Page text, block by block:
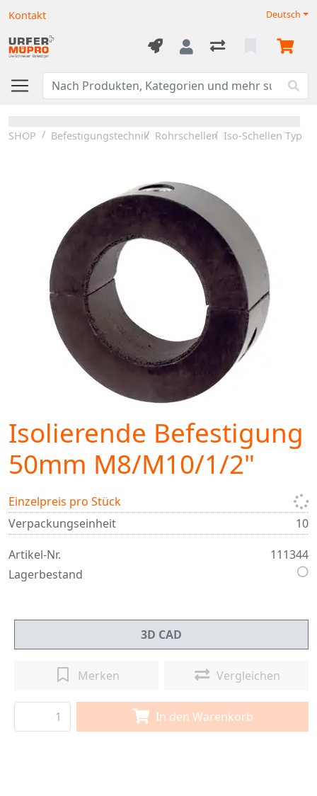
Kontakt Deutsch
SHOP Befestigungstechnik Rohrschellen Iso-Schellen Typ
Isolierende Befestigung
50mm M8/M10/1/2"
Einzelpreis pro Stück
Verpackungseinheit
10
Artikel-Nr.
111344
Lagerbestand
3D CAD
Merken Vergleichen
In den Warenkorb